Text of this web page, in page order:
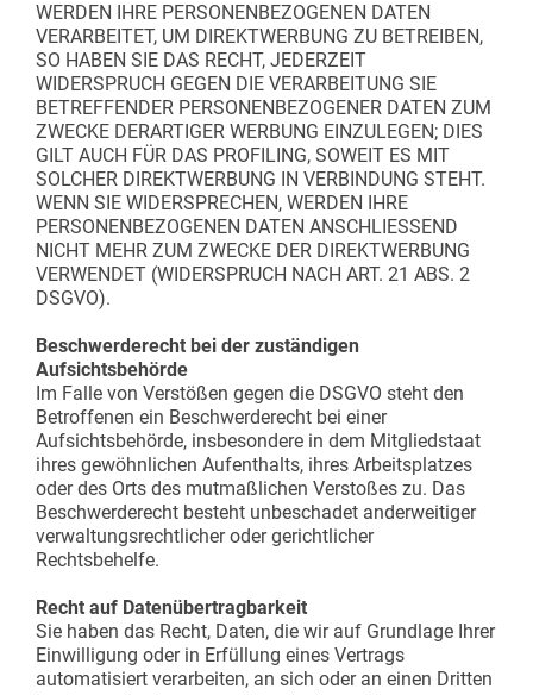
WERDEN IHRE PERSONENBEZOGENEN DATEN
VERARBEITET, UM DIREKTWERBUNG ZU BETREIBEN,
SO HABEN SIE DAS RECHT, JEDERZEIT
WIDERSPRUCH GEGEN DIE VERARBEITUNG SIE
BETREFFENDER PERSONENBEZOGENER DATEN ZUM
ZWECKE DERARTIGER WERBUNG EINZULEGEN; DIES
GILT AUCH FÜR DAS PROFILING, SOWEIT ES MIT
SOLCHER DIREKTWERBUNG IN VERBINDUNG STEHT.
WENN SIE WIDERSPRECHEN, WERDEN IHRE
PERSONENBEZOGENEN DATEN ANSCHLIESSEND
NICHT MEHR ZUM ZWECKE DER DIREKTWERBUNG
VERWENDET (WIDERSPRUCH NACH ART. 21 ABS. 2
DSGVO).
Beschwerderecht bei der zuständigen
Aufsichtsbehörde
Im Falle von Verstößen gegen die DSGVO steht den
Betroffenen ein Beschwerderecht bei einer
Aufsichtsbehörde, insbesondere in dem Mitgliedstaat
ihres gewöhnlichen Aufenthalts, ihres Arbeitsplatzes
oder des Orts des mutmaßlichen Verstoßes zu. Das
Beschwerderecht besteht unbeschadet anderweitiger
verwaltungsrechtlicher oder gerichtlicher
Rechtsbehelfe.
Recht auf Datenübertragbarkeit
Sie haben das Recht, Daten, die wir auf Grundlage Ihrer
Einwilligung oder in Erfüllung eines Vertrags
automatisiert verarbeiten, an sich oder an einen Dritten